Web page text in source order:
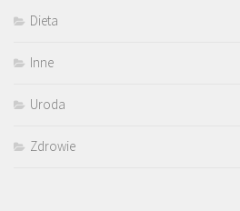
Dieta
Inne
Uroda
Zdrowie